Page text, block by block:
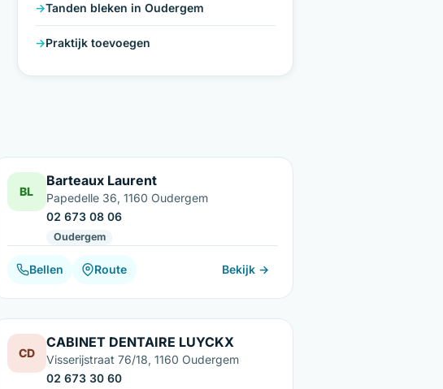
Tanden bleken in Oudergem
Praktijk toevoegen
BL
Barteaux Laurent
Papedelle 36, 1160 Oudergem
02 673 08 06
Oudergem
Bellen Route Bekijk →
CD
CABINET DENTAIRE LUYCKX
Visserijstraat 76/18, 1160 Oudergem
02 673 30 60